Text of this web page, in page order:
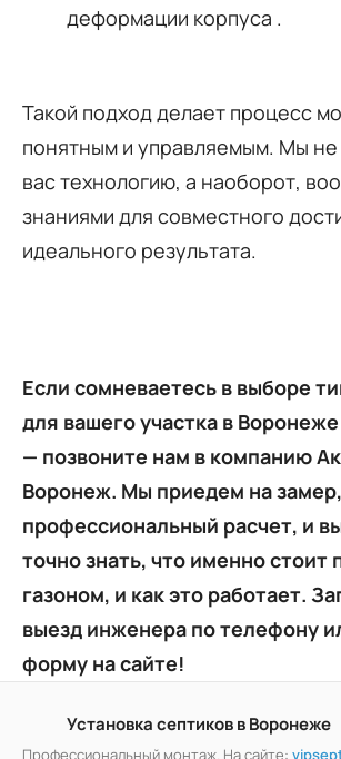
деформации корпуса .
Такой подход делает процесс
понятным и управляемым. Мы
вас технологию, а наоборот,
знаниями для совместного
идеального результата.
Если сомневаетесь в выборе
для вашего участка в
— позвоните нам в компанию
Воронеж. Мы приедем на
профессиональный расчет, и
точно знать, что именно стоит
газоном, и как это работает.
выезд инженера по телефону
форму на сайте!
Установка септиков в Воронеже
Профессиональный монтаж. На сайте: